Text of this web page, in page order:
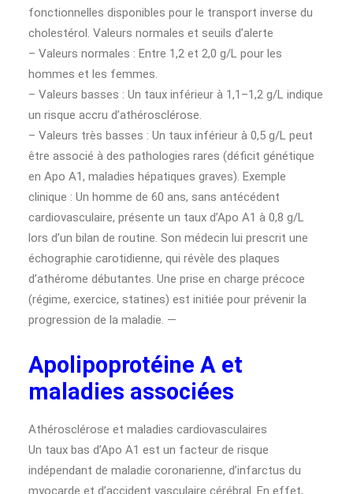
fonctionnelles disponibles pour le transport inverse du
cholestérol. Valeurs normales et seuils d’alerte
– Valeurs normales : Entre 1,2 et 2,0 g/L pour les
hommes et les femmes.
– Valeurs basses : Un taux inférieur à 1,1–1,2 g/L indique
un risque accru d’athérosclérose.
– Valeurs très basses : Un taux inférieur à 0,5 g/L peut
être associé à des pathologies rares (déficit génétique
en Apo A1, maladies hépatiques graves). Exemple
clinique : Un homme de 60 ans, sans antécédent
cardiovasculaire, présente un taux d’Apo A1 à 0,8 g/L
lors d’un bilan de routine. Son médecin lui prescrit une
échographie carotidienne, qui révèle des plaques
d’athérome débutantes. Une prise en charge précoce
(régime, exercice, statines) est initiée pour prévenir la
progression de la maladie. —
Apolipoprotéine A et
maladies associées
Athérosclérose et maladies cardiovasculaires
Un taux bas d’Apo A1 est un facteur de risque
indépendant de maladie coronarienne, d’infarctus du
myocarde et d’accident vasculaire cérébral. En effet,